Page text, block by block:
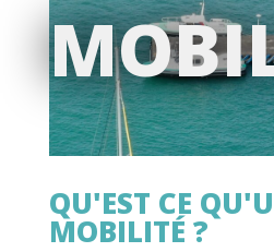
QU'EST CE
MOBILITÉ ?